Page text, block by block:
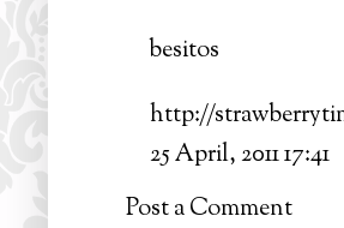
besitos
http://
25 April, 2011 17:41
Post a Comment